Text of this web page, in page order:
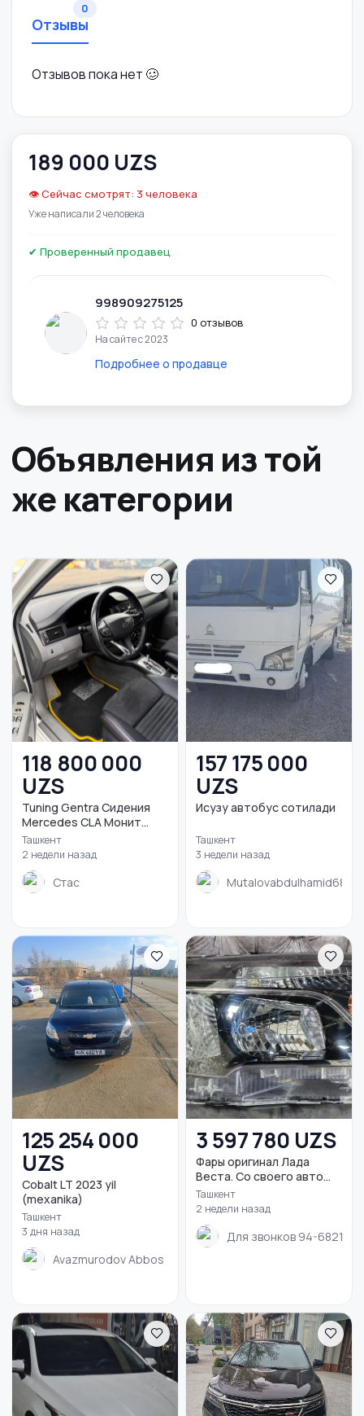
Отзывы
0
Отзывов пока нет 🥴
189 000 UZS
👁️ Сейчас смотрят: 3 человека
Уже написали 2 человека
✔ Проверенный продавец
998909275125
0 отзывов
На сайте с 2023
Подробнее о продавце
Объявления из той
же категории
118 800 000
UZS
Tuning Gentra Сидения
Mercedes CLA Монит...
Ташкент
2 недели назад
Стас
157 175 000
UZS
Исузу автобус сотилади
Ташкент
3 недели назад
Mutalovabdulhamid685
125 254 000
UZS
Cobalt LT 2023 yil
(mexanika)
Ташкент
3 дня назад
Avazmurodov Abbos
3 597 780 UZS
Фары оригинал Лада
Веста. Со своего авто...
Ташкент
2 недели назад
Для звонков 94-